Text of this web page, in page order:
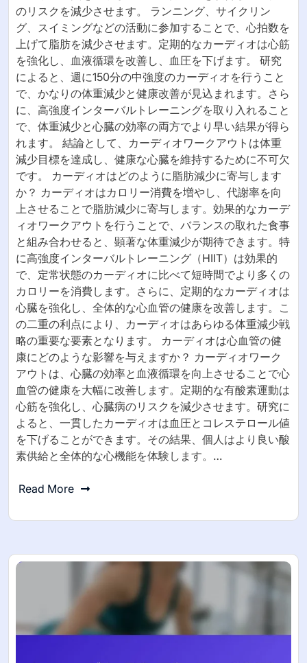
のリスクを減少させます。 ランニング、サイクリン
グ、スイミングなどの活動に参加することで、心拍数を
上げて脂肪を減少させます。定期的なカーディオは心筋
を強化し、血液循環を改善し、血圧を下げます。 研究
によると、週に150分の中強度のカーディオを行うこと
で、かなりの体重減少と健康改善が見込まれます。さら
に、高強度インターバルトレーニングを取り入れること
で、体重減少と心臓の効率の両方でより早い結果が得ら
れます。 結論として、カーディオワークアウトは体重
減少目標を達成し、健康な心臓を維持するために不可欠
です。 カーディオはどのように脂肪減少に寄与します
か？ カーディオはカロリー消費を増やし、代謝率を向
上させることで脂肪減少に寄与します。効果的なカーデ
ィオワークアウトを行うことで、バランスの取れた食事
と組み合わせると、顕著な体重減少が期待できます。特
に高強度インターバルトレーニング（HIIT）は効果的
で、定常状態のカーディオに比べて短時間でより多くの
カロリーを消費します。さらに、定期的なカーディオは
心臓を強化し、全体的な心血管の健康を改善します。こ
の二重の利点により、カーディオはあらゆる体重減少戦
略の重要な要素となります。 カーディオは心血管の健
康にどのような影響を与えますか？ カーディオワーク
アウトは、心臓の効率と血液循環を向上させることで心
血管の健康を大幅に改善します。定期的な有酸素運動は
心筋を強化し、心臓病のリスクを減少させます。研究に
よると、一貫したカーディオは血圧とコレステロール値
を下げることができます。その結果、個人はより良い酸
素供給と全体的な心機能を体験します。…
Read More